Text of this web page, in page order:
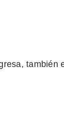
también